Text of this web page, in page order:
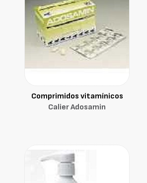
Comprimidos vitamínicos
Calier Adosamin